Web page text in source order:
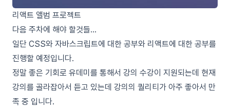
리액트 앨범 프로젝트
다음 주차에 해야 할것들…
일단 CSS와 자바스크립트에 대한 공부와 리액트에 대한 공부를
진행할 예정입니다.
정말 좋은 기회로 유데미를 통해서 강의 수강이 지원되는데 현재
강의를 골라잡아서 듣고 있는데 강의의 퀄리티가 아주 좋아서 만
족 중 입니다.